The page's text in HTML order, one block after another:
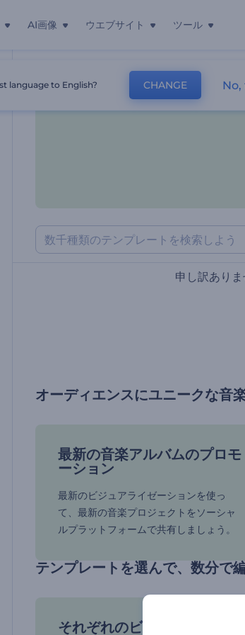
AI画像 ウエブサイト ツール
ホーム テンプレート オーディオスペクトラム
申し訳あり
オーディエンスにユニークな音
最新の音楽アルバムのプロモ
ーション
最新のビジュアライゼーションを使っ
て、最新の音楽プロジェクトをソーシャ
ルプラットフォームで共有しましょう。
テンプレートを選んで、数分で
それぞれのビートが重要なと
language to English? CHANGE